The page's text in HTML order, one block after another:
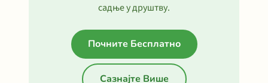
садње у друштву.
Почните Бесплатно
Сазнајте Више